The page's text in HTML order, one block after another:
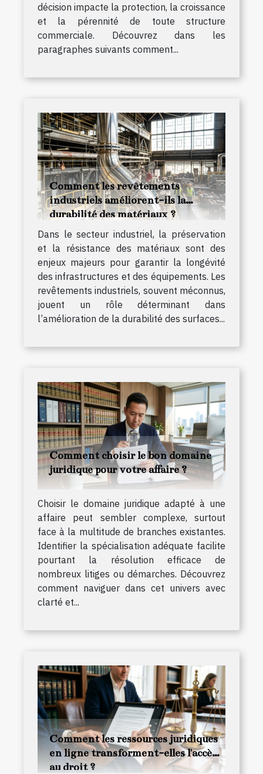
décision impacte la protection, la croissance
et la pérennité de toute structure
commerciale. Découvrez dans les
paragraphes suivants comment...
Comment les revêtements
industriels améliorent-ils la
durabilité des matériaux ?
Dans le secteur industriel, la préservation
et la résistance des matériaux sont des
enjeux majeurs pour garantir la longévité
des infrastructures et des équipements. Les
revêtements industriels, souvent méconnus,
jouent un rôle déterminant dans
l’amélioration de la durabilité des surfaces...
Comment choisir le bon domaine
juridique pour votre affaire ?
Choisir le domaine juridique adapté à une
affaire peut sembler complexe, surtout
face à la multitude de branches existantes.
Identifier la spécialisation adéquate facilite
pourtant la résolution efficace de
nombreux litiges ou démarches. Découvrez
comment naviguer dans cet univers avec
clarté et...
Comment les ressources juridiques
en ligne transforment-elles l'accès
au droit ?